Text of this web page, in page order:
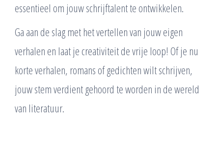
essentieel om jouw schrijftalent te ontwikkelen.
Ga aan de slag met het vertellen van jouw eigen
verhalen en laat je creativiteit de vrije loop! Of je nu
korte verhalen, romans of gedichten wilt schrijven,
jouw stem verdient gehoord te worden in de wereld
van literatuur.